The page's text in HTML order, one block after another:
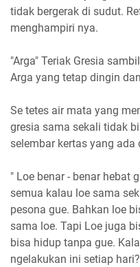
tidak bergerak di sudut.
menghampiri nya.
"Arga" Teriak Gresia
Arga yang tetap dingin
Se tetes air mata yang
gresia sama sekali tidak
selembar kertas yang
" Loe benar - benar hebat
semua kalau loe sama
pesona gue. Bahkan loe
sama loe. Tapi Loe juga
bisa hidup tanpa gue.
ngelakukan ini setiap